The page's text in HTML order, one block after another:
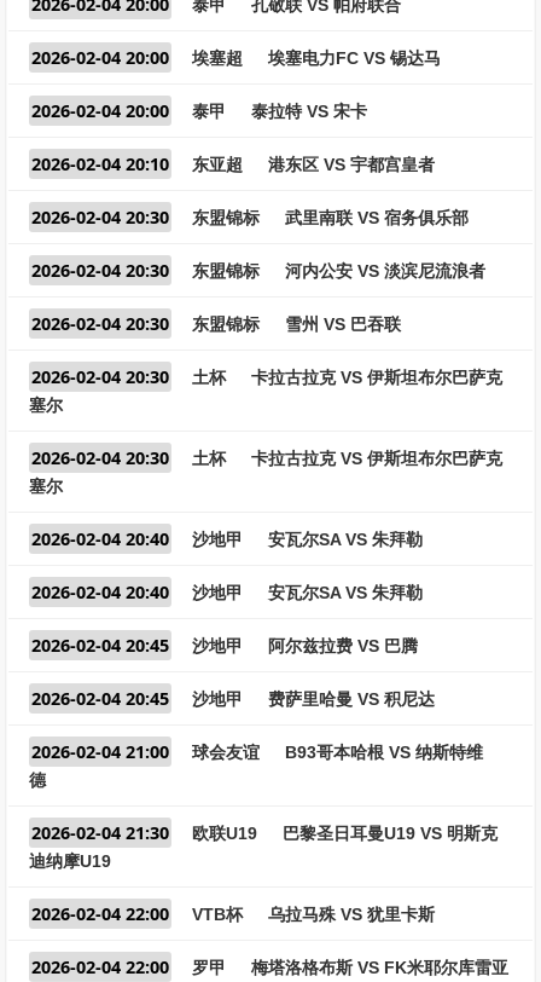
泰甲 孔敬联 VS 帕府联合
2026-02-04 20:00 埃塞超 埃塞电力FC VS 锡达马
2026-02-04 20:00 泰甲 泰拉特 VS 宋卡
2026-02-04 20:10 东亚超 港东区 VS 宇都宫皇者
2026-02-04 20:30 东盟锦标 武里南联 VS 宿务俱乐部
2026-02-04 20:30 东盟锦标 河内公安 VS 淡滨尼流浪者
2026-02-04 20:30 东盟锦标 雪州 VS 巴吞联
2026-02-04 20:30 土杯
卡拉古拉克 VS 伊斯坦布尔巴萨克
塞尔
2026-02-04 20:30 土杯
卡拉古拉克 VS 伊斯坦布尔巴萨克
塞尔
2026-02-04 20:40 沙地甲 安瓦尔SA VS 朱拜勒
2026-02-04 20:40 沙地甲 安瓦尔SA VS 朱拜勒
2026-02-04 20:45 沙地甲 阿尔兹拉费 VS 巴腾
2026-02-04 20:45 沙地甲 费萨里哈曼 VS 积尼达
2026-02-04 21:00 球会友谊
B93哥本哈根 VS 纳斯特维
德
2026-02-04 21:30 欧联U19
巴黎圣日耳曼U19 VS 明斯克
迪纳摩U19
2026-02-04 22:00 VTB杯 乌拉马殊 VS 犹里卡斯
2026-02-04 22:00 罗甲
梅塔洛格布斯 VS FK米耶尔库雷亚